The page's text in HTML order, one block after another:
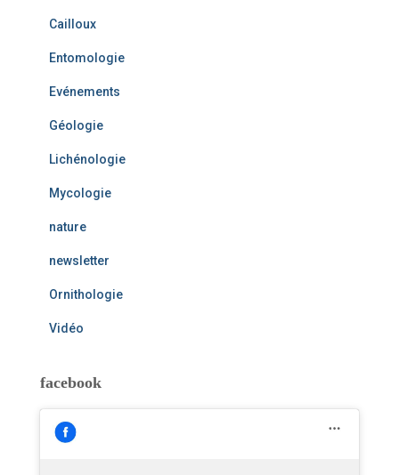
Cailloux
Entomologie
Evénements
Géologie
Lichénologie
Mycologie
nature
newsletter
Ornithologie
Vidéo
facebook